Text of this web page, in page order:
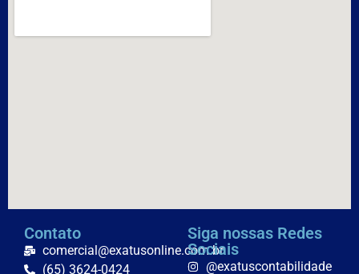
Contato
comercial@exatusonline.com.br
(65) 3624-0424
Siga nossas Redes
Sociais
@exatuscontabilidade